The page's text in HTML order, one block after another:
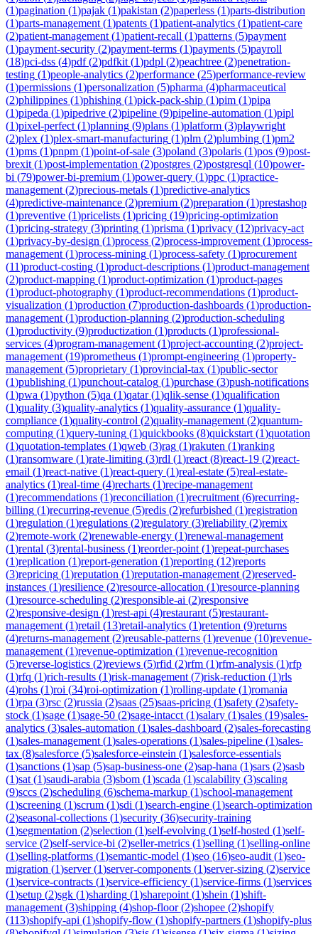
(1)pagination (1)pajak (1)pakistan (2)paperless (1)parts-distribution
(1)parts-management (1)patents (1)patient-analytics (1)patient-care
(2)patient-management (1)patient-recall (1)patterns (5)payment
(1)payment-security (2)payment-terms (1)payments (5)payroll
(18)pci-dss (4)pdf(2)pdfkit (1)pdpl (2)peachtree (2)penetration-
testing (1)people-analytics (2)performance (25)performance-review
(1)permissions (1)personalization (5)pharma (4)pharmaceutical
(2)philippines (1)phishing (1)pick-pack-ship (1)pim (1)pipa
(1)pipeda (1)pipedrive (2)pipeline (9)pipeline-automation (1)pipl
(1)pixel-perfect (1)planning (9)plans (1)platform (3)playwright
(2)plex (1)plex-smart-manufacturing (1)plm (2)plumbing (1)pm2
(1)pms (1)pnpm (1)point-of-sale (3)poland (3)polaris (1)pos (9)post-
brexit (1)post-implementation (2)postgres (2)postgresql (10)power-
bi (79)power-bi-premium (1)power-query (1)ppc (1)practice-
management (2)precious-metals (1)predictive-analytics
(4)predictive-maintenance (2)premium (2)preparation (1)prestashop
(1)preventive (1)pricelists (1)pricing (19)pricing-optimization
(1)pricing-strategy (3)printing (1)prisma (1)privacy (12)privacy-act
(1)privacy-by-design (1)process (2)process-improvement (1)process-
management (1)process-mining (1)process-safety (1)procurement
(11)product-costing (1)product-descriptions (1)product-management
(2)product-mapping (1)product-optimization (1)product-pages
(1)product-photography (1)product-recommendations (1)product-
visualization (1)production (7)production-dashboards (1)production-
management (1)production-planning (2)production-scheduling
(1)productivity (9)productization (1)products (1)professional-
services (4)program-management (1)project-accounting (2)project-
management (19)prometheus (1)prompt-engineering (1)property-
management (5)proprietary (1)provincial-tax (1)public-sector
(1)publishing (1)punchout-catalog (1)purchase (3)push-notifications
(1)pwa (1)python (5)qa (1)qatar(1)qlik-sense (1)qualification
(1)quality (3)quality-analytics (1)quality-assurance (1)quality-
compliance (1)quality-control (2)quality-management (2)quantum-
computing (1)query-tuning (1)quickbooks (8)quickstart (1)quotation
(1)quotation-templates (1)qweb (3)rag (1)rakuten (1)ranking
(1)ransomware (1)rate-limiting (3)rdl (1)react (8)react-19 (2)react-
email (1)react-native (1)react-query (1)real-estate (5)real-estate-
analytics (1)real-time (4)recharts (1)recipe-management
(1)recommendations (1)reconciliation (1)recruitment (6)recurring-
billing (1)recurring-revenue (5)redis (2)refurbished (1)registration
(1)regulation (1)regulations (2)regulatory (3)reliability (2)remix
(2)remote-work (2)renewable-energy (1)renewal-management
(1)rental (3)rental-business (1)reorder-point (1)repeat-purchases
(1)replication (1)report-generation (1)reporting (12)reports
(3)repricing (1)reputation (1)reputation-management (2)reserved-
instances (1)resilience (2)resource-allocation (1)resource-planning
(1)resource-scheduling (2)responsible-ai (2)responsive
(2)responsive-design (1)rest-api (4)restaurant (5)restaurant-
management (1)retail (13)retail-analytics (1)retention (9)returns
(4)returns-management (2)reusable-patterns (1)revenue (10)revenue-
management (1)revenue-optimization (1)revenue-recognition
(5)reverse-logistics (2)reviews (5)rfid (2)rfm (1)rfm-analysis (1)rfp
(1)rfq (1)rich-results (1)risk-management (7)risk-reduction (1)rls
(4)rohs (1)roi (34)roi-optimization (1)rolling-update (1)romania
(1)rpa (3)rsc (2)russia (2)saas (25)saas-pricing (1)safety (2)safety-
stock (1)sage (1)sage-50 (2)sage-intacct (1)salary (1)sales (19)sales-
analytics (3)sales-automation (1)sales-dashboard (2)sales-forecasting
(1)sales-management (1)sales-operations (1)sales-pipeline (1)sales-
tax (8)salesforce (5)salesforce-einstein (1)salesforce-essentials
(1)sanctions (1)sap (5)sap-business-one (2)sap-hana (1)sars (2)sasb
(1)sat (1)saudi-arabia (3)sbom (1)scada (1)scalability (3)scaling
(9)sccs (2)scheduling (6)schema-markup (1)school-management
(1)screening (1)scrum (1)sdi (1)search-engine (1)search-optimization
(2)seasonal-collections (1)security (36)security-training
(1)segmentation (2)selection (1)self-evolving (1)self-hosted (1)self-
service (2)self-service-bi (2)seller-metrics (1)selling (1)selling-online
(1)selling-platforms (1)semantic-model (1)seo (16)seo-audit (1)seo-
migration (1)server(1)server-components (1)server-sizing (2)service
(1)service-contracts (1)service-efficiency (1)service-firms (1)services
(1)setup (2)sgk (1)sharding (1)sharepoint (1)shein (1)shift-
management (3)shipping (4)shop-floor(2)shopee (2)shopify
(113)shopify-api (1)shopify-flow (1)shopify-partners (1)shopify-plus